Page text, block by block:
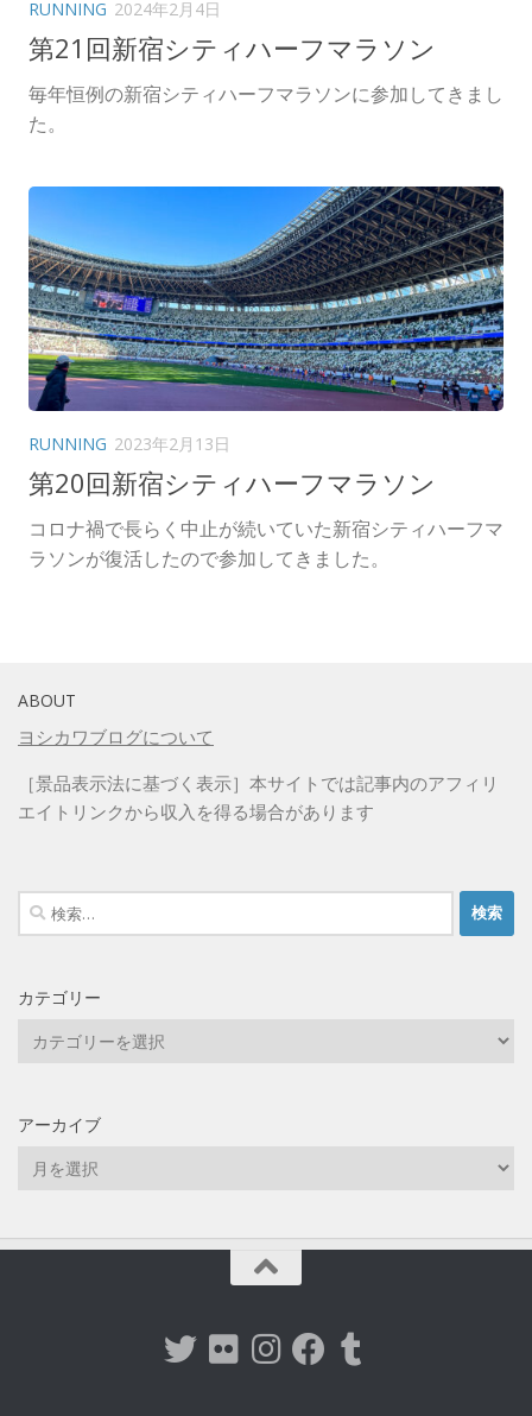
RUNNING 2024年2月4日
第21回新宿シティハーフマラソン
毎年恒例の新宿シティハーフマラソンに参加してきまし
た。
RUNNING 2023年2月13日
第20回新宿シティハーフマラソン
コロナ禍で長らく中止が続いていた新宿シティハーフマ
ラソンが復活したので参加してきました。
ABOUT
ヨシカワブログについて
［景品表示法に基づく表示］本サイトでは記事内のアフィリ
エイトリンクから収入を得る場合があります
検
索:
カテゴリー
リ
アーカイブ
イ